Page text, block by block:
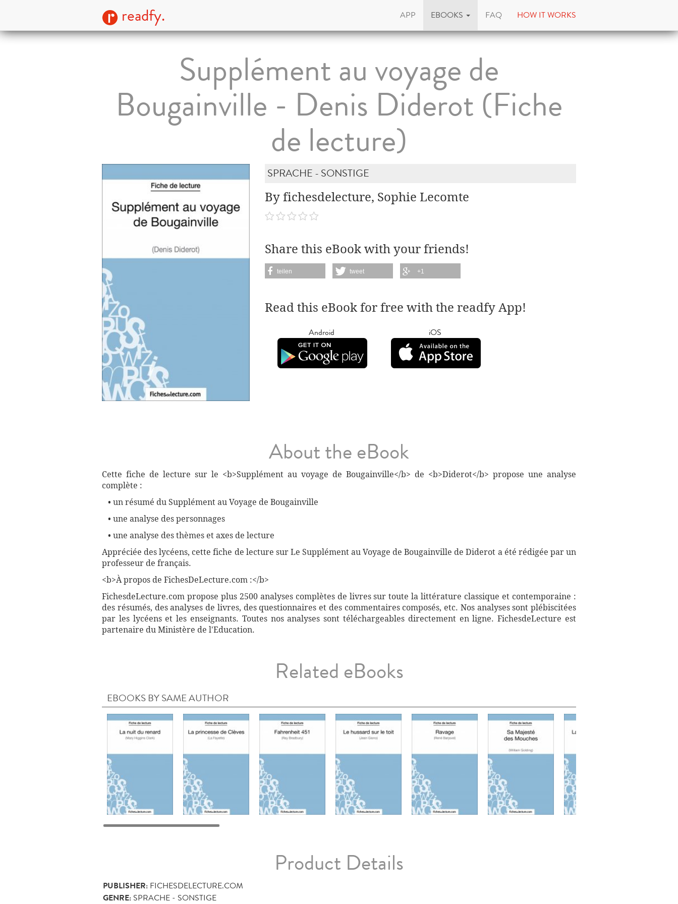
readfy. APP EBOOKS FAQ HOW IT WORKS
Supplément au voyage de
Bougainville - Denis Diderot (Fiche
de lecture)
SPRACHE - SONSTIGE
By fichesdelecture, Sophie Lecomte
Share this eBook with your friends!
teilen tweet +1
Read this eBook for free with the readfy App!
Android iOS
About the eBook
Cette fiche de lecture sur le <b>Supplément au voyage de Bougainville</b> de <b>Diderot</b> propose une analyse
complète :
• un résumé du Supplément au Voyage de Bougainville
• une analyse des personnages
• une analyse des thèmes et axes de lecture
Appréciée des lycéens, cette fiche de lecture sur Le Supplément au Voyage de Bougainville de Diderot a été rédigée par un
professeur de français.
<b>À propos de FichesDeLecture.com :</b>
FichesdeLecture.com propose plus 2500 analyses complètes de livres sur toute la littérature classique et contemporaine :
des résumés, des analyses de livres, des questionnaires et des commentaires composés, etc. Nos analyses sont plébiscitées
par les lycéens et les enseignants. Toutes nos analyses sont téléchargeables directement en ligne. FichesdeLecture est
partenaire du Ministère de l'Education.
Related eBooks
EBOOKS BY SAME AUTHOR
Product Details
PUBLISHER: FICHESDELECTURE.COM
GENRE: SPRACHE - SONSTIGE